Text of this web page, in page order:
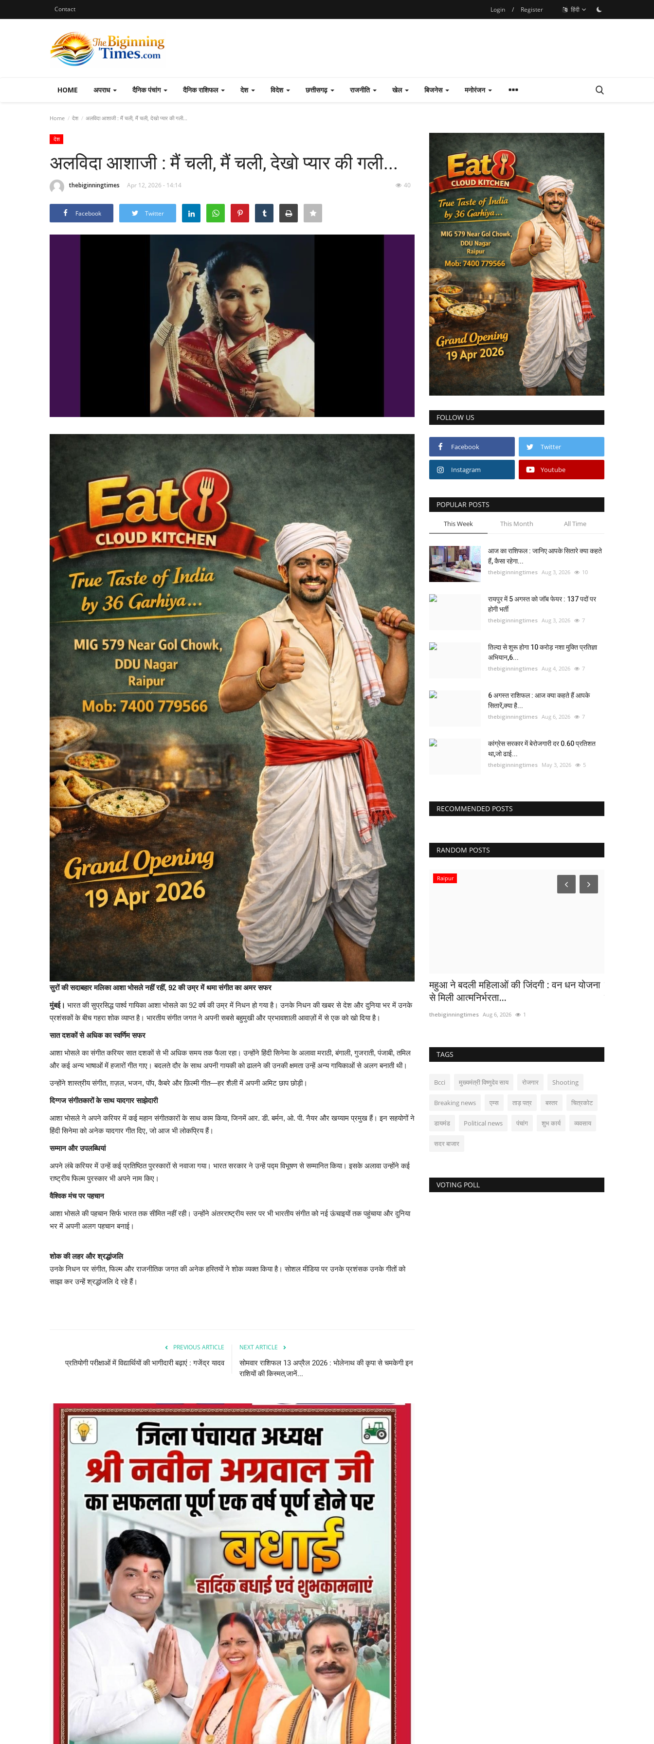
Contact Login / Register हिंदी
HOME अपराध दैनिक पंचांग दैनिक राशिफल देश विदेश छत्तीसगढ़ राजनीति खेल बिजनेस मनोरंजन
Home देश अलविदा आशाजी : मैं चली, मैं चली, देखो प्यार की गली...
देश
अलविदा आशाजी : मैं चली, मैं चली, देखो प्यार की गली...
thebiginningtimes Apr 12, 2026 - 14:14 40
Facebook Twitter
सुरों की सदाबहार मलिका आशा भोसले नहीं रहीं, 92 की उम्र में थमा संगीत का अमर सफर
मुंबई। भारत की सुप्रसिद्ध पार्श्व गायिका आशा भोसले का 92 वर्ष की उम्र में निधन हो गया है। उनके निधन की खबर से देश और दुनिया भर में उनके
प्रशंसकों के बीच गहरा शोक व्याप्त है। भारतीय संगीत जगत ने अपनी सबसे बहुमुखी और प्रभावशाली आवाज़ों में से एक को खो दिया है।
सात दशकों से अधिक का स्वर्णिम सफर
आशा भोसले का संगीत करियर सात दशकों से भी अधिक समय तक फैला रहा। उन्होंने हिंदी सिनेमा के अलावा मराठी, बंगाली, गुजराती, पंजाबी, तमिल
और कई अन्य भाषाओं में हजारों गीत गाए। बदलते दौर के साथ अपनी गायकी को ढालने की उनकी क्षमता उन्हें अन्य गायिकाओं से अलग बनाती थी।
उन्होंने शास्त्रीय संगीत, ग़ज़ल, भजन, पॉप, कैबरे और फ़िल्मी गीत—हर शैली में अपनी अमिट छाप छोड़ी।
दिग्गज संगीतकारों के साथ यादगार साझेदारी
आशा भोसले ने अपने करियर में कई महान संगीतकारों के साथ काम किया, जिनमें आर. डी. बर्मन, ओ. पी. नैयर और खय्याम प्रमुख हैं। इन सहयोगों ने
हिंदी सिनेमा को अनेक यादगार गीत दिए, जो आज भी लोकप्रिय हैं।
सम्मान और उपलब्धियां
अपने लंबे करियर में उन्हें कई प्रतिष्ठित पुरस्कारों से नवाजा गया। भारत सरकार ने उन्हें पद्म विभूषण से सम्मानित किया। इसके अलावा उन्होंने कई
राष्ट्रीय फिल्म पुरस्कार भी अपने नाम किए।
वैश्विक मंच पर पहचान
आशा भोसले की पहचान सिर्फ भारत तक सीमित नहीं रही। उन्होंने अंतरराष्ट्रीय स्तर पर भी भारतीय संगीत को नई ऊंचाइयों तक पहुंचाया और दुनिया
भर में अपनी अलग पहचान बनाई।
शोक की लहर और श्रद्धांजलि
उनके निधन पर संगीत, फिल्म और राजनीतिक जगत की अनेक हस्तियों ने शोक व्यक्त किया है। सोशल मीडिया पर उनके प्रशंसक उनके गीतों को
साझा कर उन्हें श्रद्धांजलि दे रहे हैं।
PREVIOUS ARTICLE
प्रतियोगी परीक्षाओं में विद्यार्थियों की भागीदारी बढ़ाएं : गजेंद्र यादव
NEXT ARTICLE
सोमवार राशिफल 13 अप्रैल 2026 : भोलेनाथ की कृपा से चमकेगी इन
राशियों की किस्मत,जानें...
FOLLOW US
Facebook Twitter
Instagram Youtube
POPULAR POSTS
This Week This Month All Time
आज का राशिफल : जानिए आपके सितारे क्या कहते
हैं, कैसा रहेगा...
thebiginningtimes Aug 3, 2026 10
रायपुर में 5 अगस्त को जॉब फेयर : 137 पदों पर
होगी भर्ती
thebiginningtimes Aug 3, 2026 7
तिल्दा से शुरू होगा 10 करोड़ नशा मुक्ति प्रतिज्ञा
अभियान,6...
thebiginningtimes Aug 4, 2026 7
6 अगस्त राशिफल : आज क्या कहते हैं आपके
सितारें,क्या है...
thebiginningtimes Aug 6, 2026 7
कांग्रेस सरकार में बेरोजगारी दर 0.60 प्रतिशत
था,जो ढाई...
thebiginningtimes May 3, 2026 5
RECOMMENDED POSTS
RANDOM POSTS
Raipur
सावन के पहले सोमवार पर धरसींवा को बड़ी सौगात :
thebiginningtimes Aug 3, 2026 2
छत्तीसगढ़
पीएम मोदी की दूरदर्शी सोच से देश की कार्यसंस्कृति में
thebiginningtimes Jun 10, 2026 8
Raipur
महुआ ने बदली महिलाओं की जिंदगी : वन धन योजना
से मिली आत्मनिर्भरता...
thebiginningtimes Aug 6, 2026 1
TAGS
Bcci मुख्यमंत्री विष्णुदेव साय रोजगार Shooting
Breaking news एम्स ताड़ पत्र बस्तर चित्रकोट
डायमंड Political news पंचांग शुभ कार्य व्यवसाय
सदर बाजार
VOTING POLL